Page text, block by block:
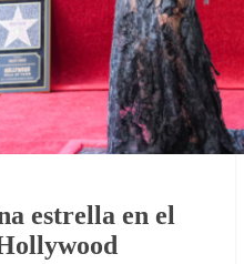
estrella en el